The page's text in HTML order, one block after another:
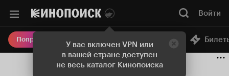
У вас включен VPN или
в вашей стране доступен
не весь каталог Кинопоиска
Войти
Попробовать Плюс Онлайн-кинотеатр